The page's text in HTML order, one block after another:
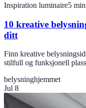
Inspiration luminaire5 min
10 kreative
ditt
Finn kreative
stilfull og funksjonell
belysninghjemmet
Jul 8